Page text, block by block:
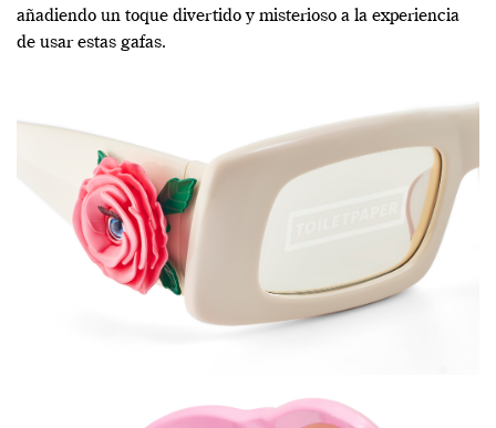
añadiendo un toque divertido y misterioso a la experiencia
de usar estas gafas.